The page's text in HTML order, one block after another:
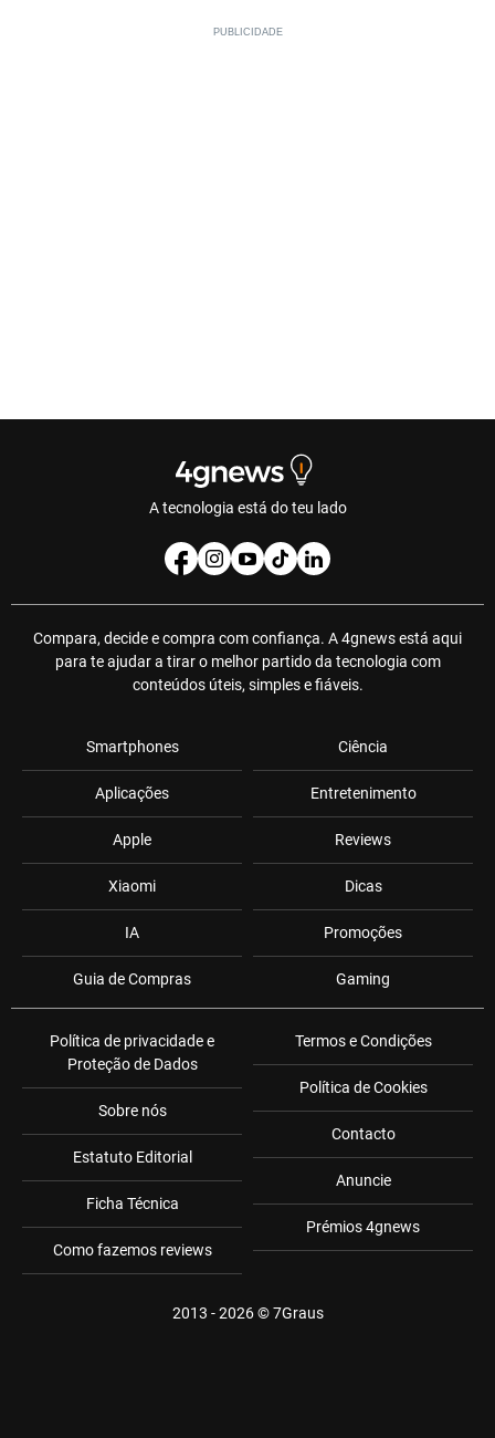
A tecnologia está do teu lado
Compara, decide e compra com confiança. A 4gnews está aqui
para te ajudar a tirar o melhor partido da tecnologia com
conteúdos úteis, simples e fiáveis.
Smartphones
Aplicações
Apple
Xiaomi
IA
Guia de Compras
Ciência
Entretenimento
Reviews
Dicas
Promoções
Gaming
Política de privacidade e
Proteção de Dados
Sobre nós
Estatuto Editorial
Ficha Técnica
Como fazemos reviews
Termos e Condições
Política de Cookies
Contacto
Anuncie
Prémios 4gnews
2013 - 2026 ©7Graus